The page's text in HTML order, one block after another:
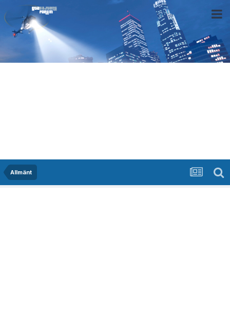
Allmänt